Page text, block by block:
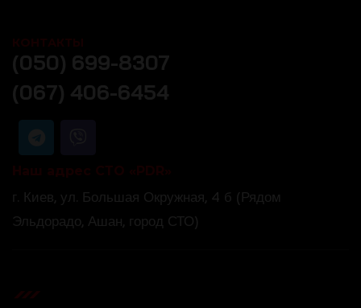
(050) 699-8307
(067) 406-6454
г. Киев, ул. Большая Окружная, 4 б (Рядом
Эльдорадо, Ашан, город СТО)